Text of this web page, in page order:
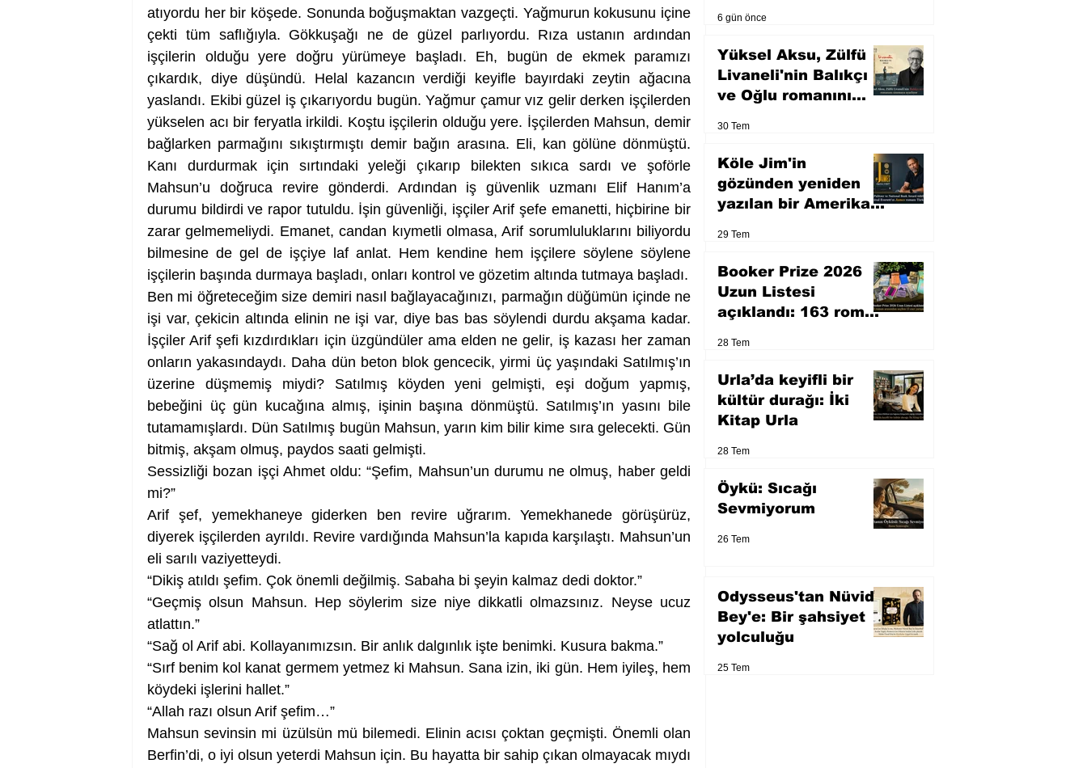
atıyordu her bir köşede. Sonunda boğuşmaktan vazgeçti. Yağmurun kokusunu içine
çekti tüm saflığıyla. Gökkuşağı ne de güzel parlıyordu. Rıza ustanın ardından
işçilerin olduğu yere doğru yürümeye başladı. Eh, bugün de ekmek paramızı
çıkardık, diye düşündü. Helal kazancın verdiği keyifle bayırdaki zeytin ağacına
yaslandı. Ekibi güzel iş çıkarıyordu bugün. Yağmur çamur vız gelir derken işçilerden
yükselen acı bir feryatla irkildi. Koştu işçilerin olduğu yere. İşçilerden Mahsun, demir
bağlarken parmağını sıkıştırmıştı demir bağın arasına. Eli, kan gölüne dönmüştü.
Kanı durdurmak için sırtındaki yeleği çıkarıp bilekten sıkıca sardı ve şoförle
Mahsun’u doğruca revire gönderdi. Ardından iş güvenlik uzmanı Elif Hanım’a
durumu bildirdi ve rapor tutuldu. İşin güvenliği, işçiler Arif şefe emanetti, hiçbirine bir
zarar gelmemeliydi. Emanet, candan kıymetli olmasa, Arif sorumluluklarını biliyordu
bilmesine de gel de işçiye laf anlat. Hem kendine hem işçilere söylene söylene
işçilerin başında durmaya başladı, onları kontrol ve gözetim altında tutmaya başladı.
Ben mi öğreteceğim size demiri nasıl bağlayacağınızı, parmağın düğümün içinde ne
işi var, çekicin altında elinin ne işi var, diye bas bas söylendi durdu akşama kadar.
İşçiler Arif şefi kızdırdıkları için üzgündüler ama elden ne gelir, iş kazası her zaman
onların yakasındaydı. Daha dün beton blok gencecik, yirmi üç yaşındaki Satılmış’ın
üzerine düşmemiş miydi? Satılmış köyden yeni gelmişti, eşi doğum yapmış,
bebeğini üç gün kucağına almış, işinin başına dönmüştü. Satılmış’ın yasını bile
tutamamışlardı. Dün Satılmış bugün Mahsun, yarın kim bilir kime sıra gelecekti. Gün
bitmiş, akşam olmuş, paydos saati gelmişti.
Sessizliği bozan işçi Ahmet oldu: “Şefim, Mahsun’un durumu ne olmuş, haber geldi
mi?”
Arif şef, yemekhaneye giderken ben revire uğrarım. Yemekhanede görüşürüz,
diyerek işçilerden ayrıldı. Revire vardığında Mahsun’la kapıda karşılaştı. Mahsun’un
eli sarılı vaziyetteydi.
“Dikiş atıldı şefim. Çok önemli değilmiş. Sabaha bi şeyin kalmaz dedi doktor.”
“Geçmiş olsun Mahsun. Hep söylerim size niye dikkatli olmazsınız. Neyse ucuz
atlattın.”
“Sağ ol Arif abi. Kollayanımızsın. Bir anlık dalgınlık işte benimki. Kusura bakma.”
“Sırf benim kol kanat germem yetmez ki Mahsun. Sana izin, iki gün. Hem iyileş, hem
köydeki işlerini hallet.”
“Allah razı olsun Arif şefim…”
Mahsun sevinsin mi üzülsün mü bilemedi. Elinin acısı çoktan geçmişti. Önemli olan
Berfin’di, o iyi olsun yeterdi Mahsun için. Bu hayatta bir sahip çıkan olmayacak mıydı
6 gün önce
Yüksel Aksu, Zülfü
Livaneli'nin Balıkçı
ve Oğlu romanını
30 Tem
Köle Jim'in
gözünden yeniden
yazılan bir Amerikan
29 Tem
Booker Prize 2026
Uzun Listesi
açıklandı: 163 roman
28 Tem
Urla’da keyifli bir
kültür durağı: İki
Kitap Urla
28 Tem
Öykü: Sıcağı
Sevmiyorum
26 Tem
Odysseus'tan Nüvid
Bey'e: Bir şahsiyet
yolculuğu
25 Tem